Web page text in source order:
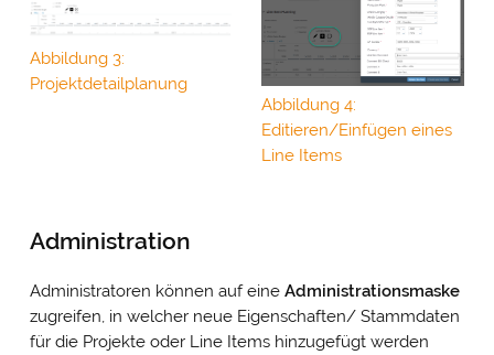
Abbildung 3:
Projektdetailplanung
Abbildung 4:
Editieren/Einfügen eines
Line Items
Administration
Administratoren können auf eine Administrationsmaske
zugreifen, in welcher neue Eigenschaften/ Stammdaten
für die Projekte oder Line Items hinzugefügt werden